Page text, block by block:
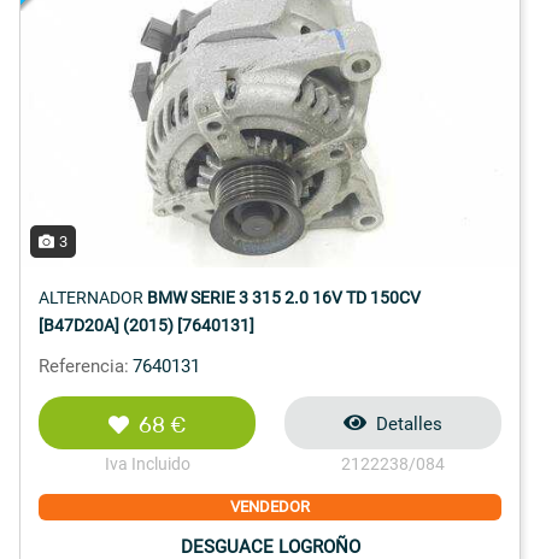
3
ALTERNADOR BMW SERIE 3 315 2.0 16V TD 150CV
[B47D20A] (2015) [7640131]
Referencia: 7640131
68 €
Iva Incluido
Detalles
2122238/084
VENDEDOR
DESGUACE LOGROÑO